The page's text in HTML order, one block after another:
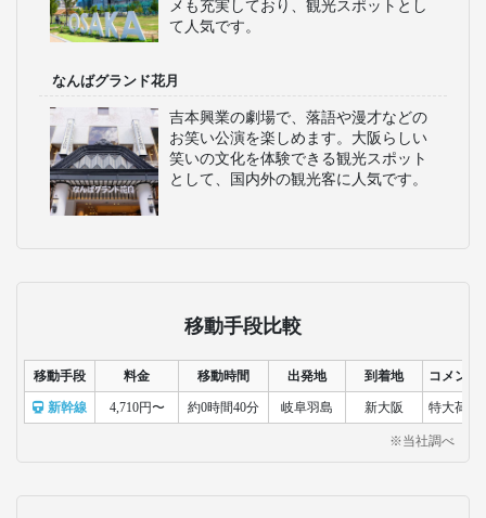
メも充実しており、観光スポットとし
て人気です。
なんばグランド花月
吉本興業の劇場で、落語や漫才などの
お笑い公演を楽しめます。大阪らしい
笑いの文化を体験できる観光スポット
として、国内外の観光客に人気です。
移動手段比較
移動手段 料金 移動時間 出発地 到着地 コメント
新幹線 4,710円〜 約0時間40分 岐阜羽島 新大阪 特大荷物
※当社調べ